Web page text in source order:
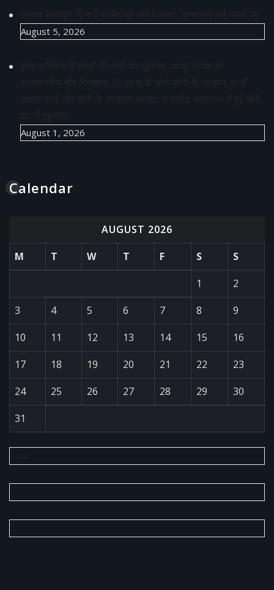
August 5, 2026
August 1, 2026
Calendar
AUGUST 2026
M
T W T F S
S
1
2
3
4 5 6 7 8
9
10
11 12 13 14 15
16
17
18 19 20 21 22
23
24
25 26 27 28 29
30
31